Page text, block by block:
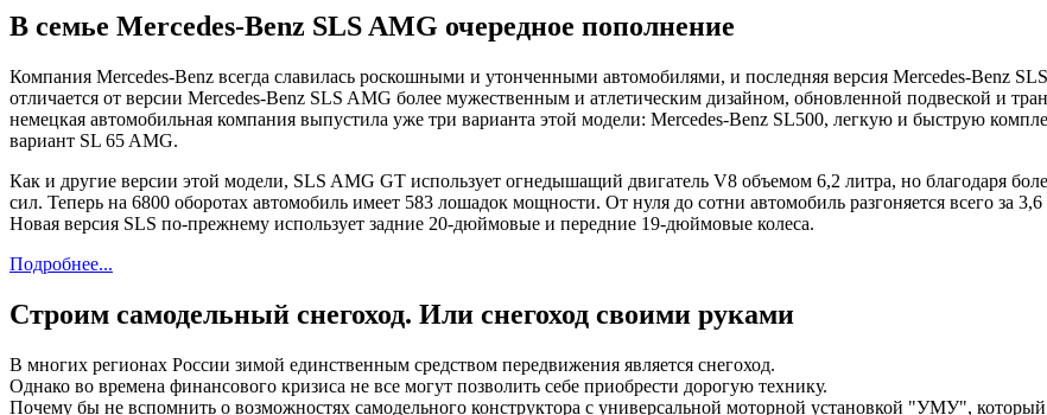
В семье Mercedes-Benz SLS AMG очередное пополнение
Компания Mercedes-Benz всегда славилась роскошными и утонченными автомобилями, и последняя версия Mercedes-Benz
отличается от версии Mercedes-Benz SLS AMG более мужественным и атлетическим дизайном, обновленной подвеской и
немецкая автомобильная компания выпустила уже три варианта этой модели: Mercedes-Benz SL500, легкую и быструю
вариант SL 65 AMG.
Как и другие версии этой модели, SLS AMG GT использует огнедышащий двигатель V8 объемом 6,2 литра, но благодаря
сил. Теперь на 6800 оборотах автомобиль имеет 583 лошадок мощности. От нуля до сотни автомобиль разгоняется всего за
Новая версия SLS по-прежнему использует задние 20-дюймовые и передние 19-дюймовые колеса.
Подробнее...
Строим самодельный снегоход. Или снегоход своими руками
В многих регионах России зимой единственным средством передвижения является снегоход.
Однако во времена финансового кризиса не все могут позволить себе приобрести дорогую технику.
Почему бы не вспомнить о возможностях самодельного конструктора с универсальной моторной установкой "УМУ",